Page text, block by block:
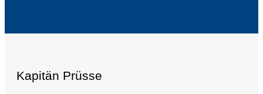
Kapitän Prüsse